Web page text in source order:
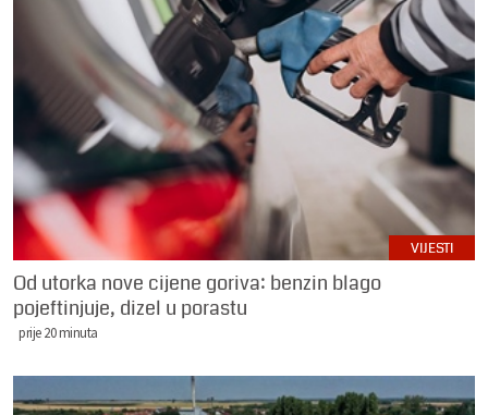
VIJESTI
Od utorka nove cijene goriva: benzin blago
pojeftinjuje, dizel u porastu
prije 20 minuta